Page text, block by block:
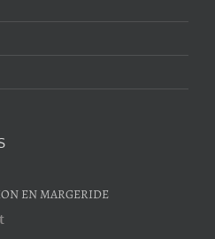
EN MARGERIDE